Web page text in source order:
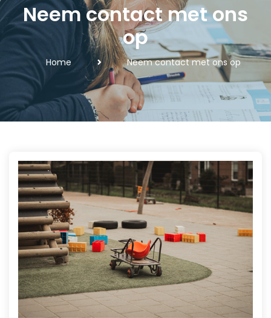
Neem contact met ons
op
Home Neem contact met ons op